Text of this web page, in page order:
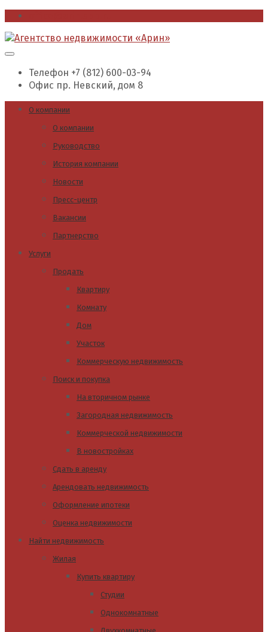
Телефон +7 (812) 600-03-94
Офис пр. Невский, дом 8
О компании
О компании
Руководство
История компании
Новости
Пресс-центр
Вакансии
Партнерство
Услуги
Продать
Квартиру
Комнату
Дом
Участок
Коммерческую недвижимость
Поиск и покупка
На вторичном рынке
Загородная недвижимость
Коммерческой недвижимости
В новостройках
Сдать в аренду
Арендовать недвижимость
Оформление ипотеки
Оценка недвижимости
Найти недвижимость
Жилая
Купить квартиру
Студии
Однокомнатные